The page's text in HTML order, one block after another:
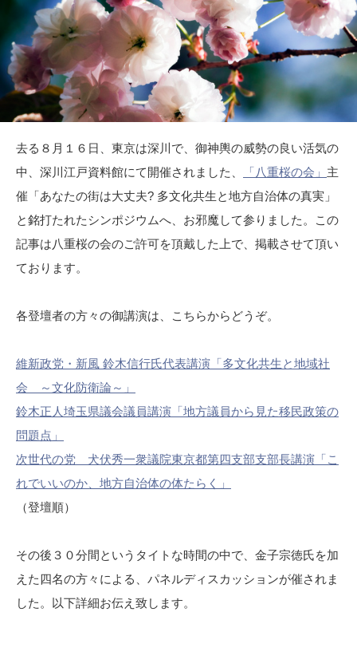
去る８月１６日、東京は深川で、御神輿の威勢の良い活気の
中、深川江戸資料館にて開催されました、
「八重桜の会」 主
催「あなたの街は大丈夫? 多文化共生と地方自治体の真実」
と銘打たれたシンポジウムへ、お邪魔して参りました。この
記事は八重桜の会のご許可を頂戴した上で、掲載させて頂い
ております。
各登壇者の方々の御講演は、こちらからどうぞ。
維新政党・新風 鈴木信行氏代表講演「多文化共生と地域社
会 ～文化防衛論～」
鈴木正人埼玉県議会議員講演「地方議員から見た移民政策の
問題点」
次世代の党 犬伏秀一衆議院東京都第四支部支部長講演「こ
れでいいのか、地方自治体の体たらく」
（登壇順）
その後３０分間というタイトな時間の中で、金子宗徳氏を加
えた四名の方々による、パネルディスカッションが催されま
した。以下詳細お伝え致します。